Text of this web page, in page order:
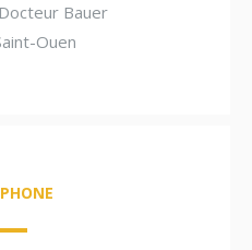
Bauer
Ouen